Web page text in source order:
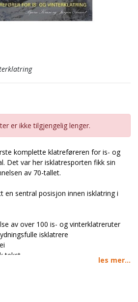
er ikke tilgjengelig lenger.
komplette klatreføreren for is- og
Det var her isklatresporten fikk sin
av 70-tallet.
en sentral posisjon innen isklatring i
av over 100 is- og vinterklatreruter
isklatrere
tekst
les mer...